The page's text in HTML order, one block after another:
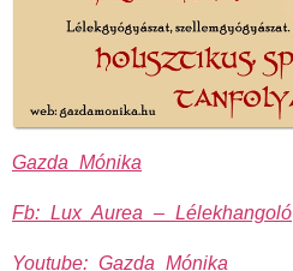
Gazda Mónika
Fb: Lux Aurea – Lélekhangoló
Youtube: Gazda Mónika